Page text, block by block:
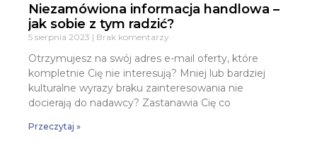
Niezamówiona informacja handlowa –
jak sobie z tym radzić?
5 sierpnia 2023 Brak komentarzy
Otrzymujesz na swój adres e-mail oferty, które
kompletnie Cię nie interesują? Mniej lub bardziej
kulturalne wyrazy braku zainteresowania nie
docierają do nadawcy? Zastanawia Cię co
Przeczytaj »